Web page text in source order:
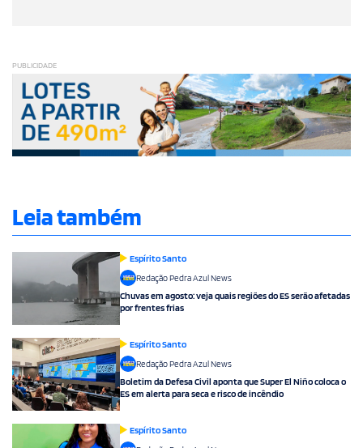
PUBLICIDADE
Leia também
Espírito Santo
Redação Pedra Azul News
Chuvas em agosto: veja quais regiões do ES serão afetadas
por frentes frias
Espírito Santo
Redação Pedra Azul News
Boletim da Defesa Civil aponta que Super El Niño coloca o
ES em alerta para seca e risco de incêndio
Espírito Santo